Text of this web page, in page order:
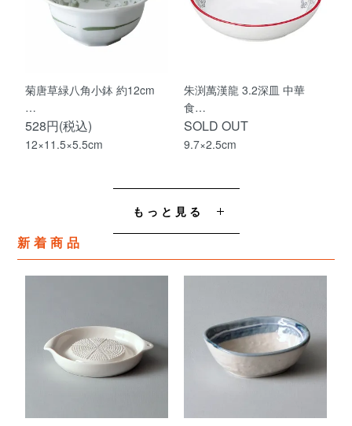
菊唐草緑八角小鉢 約12cm
…
528円(税込)
12×11.5×5.5cm
朱渕萬漢龍 3.2深皿 中華
食…
SOLD OUT
9.7×2.5cm
もっと見る
新着商品